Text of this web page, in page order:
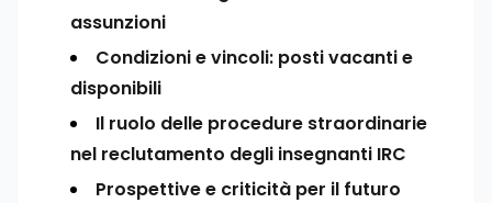
assunzioni
Condizioni e vincoli: posti vacanti e
disponibili
Il ruolo delle procedure straordinarie
nel reclutamento degli insegnanti IRC
Prospettive e criticità per il futuro